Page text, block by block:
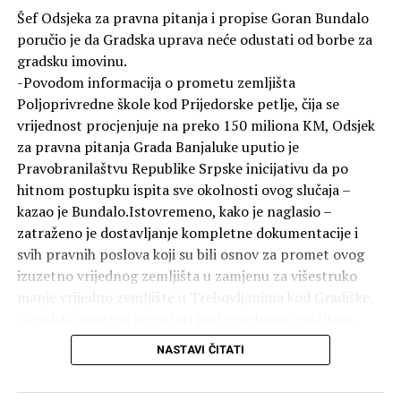
vodila prema Kastelu, kao i početak izgradnje mosta u
Docu. Prema njegovim riječima, do 15. septembra
trebalo bi da budu uređena sva dječija igrališta na
području grada.
Do kraja avgusta planiran je izbor najboljeg rješenja i
izvođača za završetak projekta gondole od područja
Termi do vrha Banj brda.
Stanivuković je najavio i dodatne radove na gradskim
ulicama i vodovodnoj mreži, dok bi Banjaluka u narednih
30 dana trebalo da dobije prve električne autobuse.
Detalji o broju vozila, linijama i vrijednosti nabavke nisu
Završene četiri mjere podrške
Šef Odsjeka za pravna pitanja i propise Goran Bundalo
poručio je da Gradska uprava neće odustati od borbe za
gradsku imovinu.
-Povodom informacija o prometu zemljišta
Poljoprivredne škole kod Prijedorske petlje, čija se
vrijednost procjenjuje na preko 150 miliona KM, Odsjek
za pravna pitanja Grada Banjaluke uputio je
Pravobranilaštvu Republike Srpske inicijativu da po
hitnom postupku ispita sve okolnosti ovog slučaja –
kazao je Bundalo.Istovremeno, kako je naglasio –
zatraženo je dostavljanje kompletne dokumentacije i
svih pravnih poslova koji su bili osnov za promet ovog
izuzetno vrijednog zemljišta u zamjenu za višestruko
zakona i institucija. Zato očekujemo da nadležne
institucije bez odlaganja utvrde sve činjenice i obavijeste
NASTAVI ČITATI